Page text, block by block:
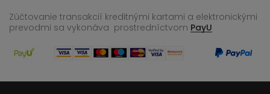
Zúčtovanie transakcií kreditnými kartami a elektronickými
prevodmi sa vykonáva prostredníctvom PayU